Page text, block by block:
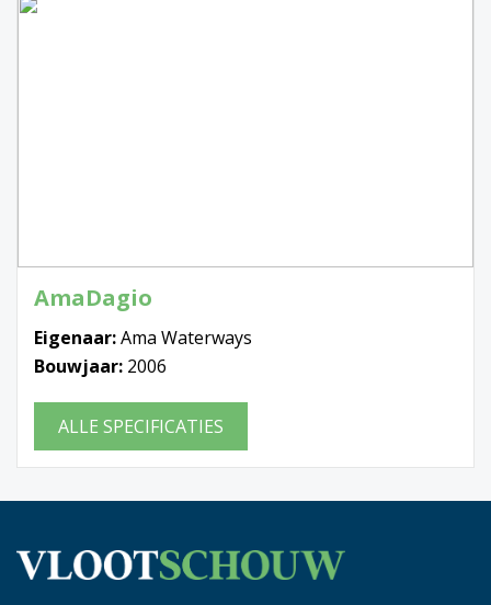
AmaDagio
Eigenaar:Ama Waterways
Bouwjaar: 2006
ALLE SPECIFICATIES